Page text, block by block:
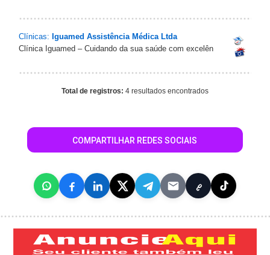
Clínicas: Iguamed Assistência Médica Ltda
Clínica Iguamed – Cuidando da sua saúde com excelên
Total de registros: 4 resultados encontrados
COMPARTILHAR REDES SOCIAIS